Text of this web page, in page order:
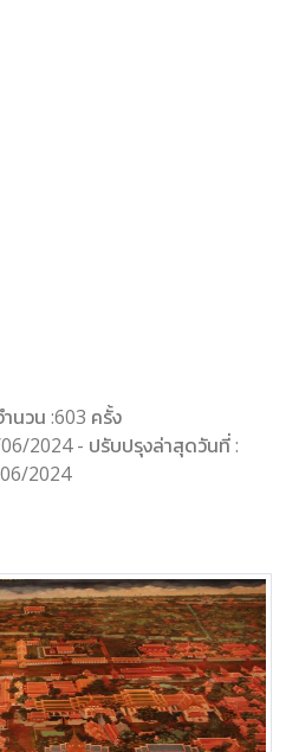
นวน :603 ครั้ง
2024 - ปรับปรุงล่าสุดวันที่ :
2024